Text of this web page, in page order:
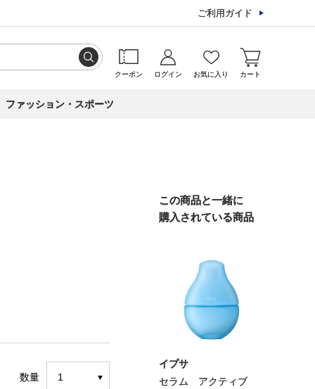
ご利用ガイド
クーポン ログイン お気に入り カート
ファッション・スポーツ
数量
この商品と一緒に
購入されている商品
イプサ
セラム アクティブ